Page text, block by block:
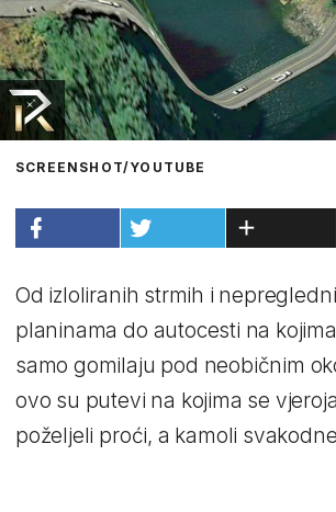
SCREENSHOT/YOUTUBE
Od izloliranih strmih i
planinama do autocesti na
samo gomilaju pod neobičnim
ovo su putevi na kojima se
poželjeli proći, a kamoli